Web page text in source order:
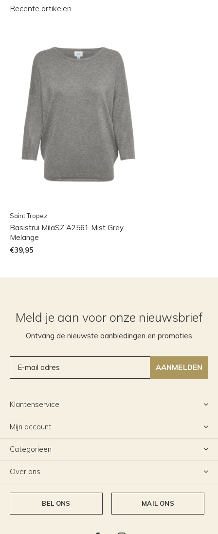
Recente artikelen
Saint Tropez
Basistrui MilaSZ A2561 Mist Grey
Melange
€39,95
Meld je aan voor onze nieuwsbrief
Ontvang de nieuwste aanbiedingen en promoties
AANMELDEN
Klantenservice
Mijn account
Categorieën
Over ons
BEL ONS MAIL ONS